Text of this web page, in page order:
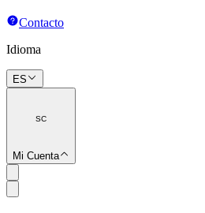
Contacto
Idioma
ES
SC
Mi Cuenta